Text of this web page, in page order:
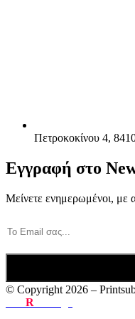
Πετροκοκίνου 4,
Εγγραφή στο
Μείνετε ενημερωμένοι, με
© Copyright 2026 –
R